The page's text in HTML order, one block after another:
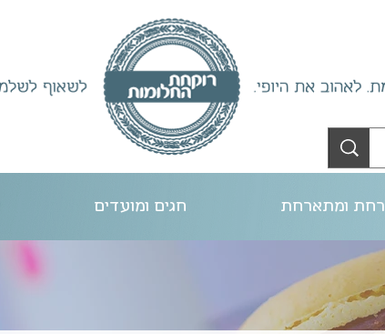
ומתארחת חגים ומועדים